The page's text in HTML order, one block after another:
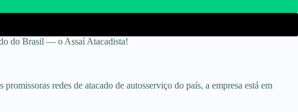
do Brasil — o Assaí Atacadista!
redes de atacado de autosserviço do país, a empresa está em